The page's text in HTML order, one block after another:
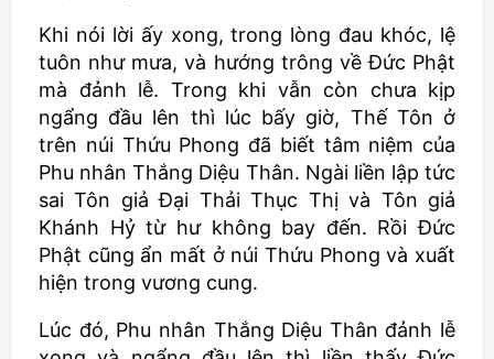
Khi nói lời ấy xong, trong lòng đau khóc, lệ
tuôn như mưa, và hướng trông về Đức Phật
mà đảnh lễ. Trong khi vẫn còn chưa kịp
ngẩng đầu lên thì lúc bấy giờ, Thế Tôn ở
trên núi Thứu Phong đã biết tâm niệm của
Phu nhân Thắng Diệu Thân. Ngài liền lập tức
sai Tôn giả Đại Thải Thục Thị và Tôn giả
Khánh Hỷ từ hư không bay đến. Rồi Đức
Phật cũng ẩn mất ở núi Thứu Phong và xuất
hiện trong vương cung.
Lúc đó, Phu nhân Thắng Diệu Thân đảnh lễ